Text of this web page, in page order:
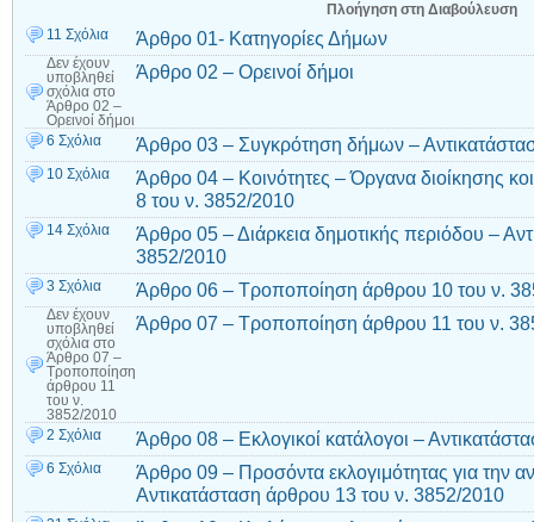
Πλοήγηση στη Διαβούλευση
11 Σχόλια
Άρθρο 01- Κατηγορίες Δήμων
Δεν έχουν
υποβληθεί
σχόλια στο
Άρθρο 02 –
Ορεινοί δήμοι
Άρθρο 02 – Ορεινοί δήμοι
6 Σχόλια Άρθρο 03 – Συγκρότηση δήμων –
10 Σχόλια
Άρθρο 04 – Κοινότητες – Όργανα διοίκησης
8 του ν. 3852/2010
14 Σχόλια
Άρθρο 05 – Διάρκεια δημοτικής περιόδου –
3852/2010
3 Σχόλια Άρθρο 06 – Τροποποίηση άρθρου 10 του ν.
Δεν έχουν
υποβληθεί
σχόλια στο
Άρθρο 07 –
Τροποποίηση
άρθρου 11
του ν.
3852/2010
Άρθρο 07 – Τροποποίηση άρθρου 11 του ν.
2 Σχόλια Άρθρο 08 – Εκλογικοί κατάλογοι –
6 Σχόλια
Άρθρο 09 – Προσόντα εκλογιμότητας για την
Αντικατάσταση άρθρου 13 του ν. 3852/2010